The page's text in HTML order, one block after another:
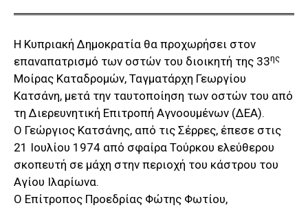
Η Κυπριακή Δημοκρατία θα προχωρήσει στον
επαναπατρισμό των οστών του διοικητή της 33ης
Μοίρας Καταδρομών, Ταγματάρχη Γεωργίου
Κατσάνη, μετά την ταυτοποίηση των οστών του από
τη Διερευνητική Επιτροπή Αγνοουμένων (ΔΕΑ).
Ο Γεώργιος Κατσάνης, από τις Σέρρες, έπεσε στις
21 Ιουλίου 1974 από σφαίρα Τούρκου ελεύθερου
σκοπευτή σε μάχη στην περιοχή του κάστρου του
Αγίου Ιλαρίωνα.
Ο Επίτροπος Προεδρίας Φώτης Φωτίου,